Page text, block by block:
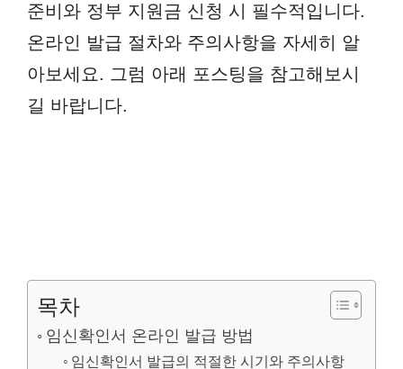
준비와 정부 지원금 신청 시 필수적입니다.
온라인 발급 절차와 주의사항을 자세히 알
아보세요. 그럼 아래 포스팅을 참고해보시
길 바랍니다.
목차
임신확인서 온라인 발급 방법
임신확인서 발급의 적절한 시기와 주의사항